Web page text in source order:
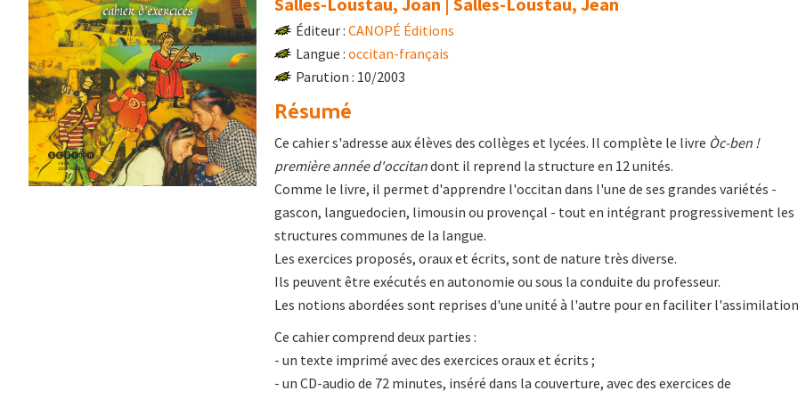
Éditeur : CANOPÉ Éditions
Langue : occitan-français
Parution : 10/2003
Résumé
Ce cahier s'adresse aux élèves des collèges et lycées. Il complète le livre Òc-ben !
première année d'occitandont il reprend la structure en 12 unités.
Comme le livre, il permet d'apprendre l'occitan dans l'une de ses grandes variétés -
gascon, languedocien, limousin ou provençal - tout en intégrant progressivement les
structures communes de la langue.
Les exercices proposés, oraux et écrits, sont de nature très diverse.
Ils peuvent être exécutés en autonomie ou sous la conduite du professeur.
Les notions abordées sont reprises d'une unité à l'autre pour en faciliter
Ce cahier comprend deux parties :
- un texte imprimé avec des exercices oraux et écrits ;
- un CD-audio de 72 minutes, inséré dans la couverture, avec des exercices de